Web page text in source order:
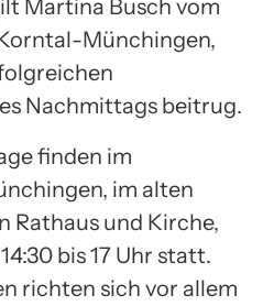
Martina Busch vom
Münchingen,
Nachmittags beitrug.
finden im
im alten
Rathaus und Kirche,
bis 17 Uhr statt.
richten sich vor allem